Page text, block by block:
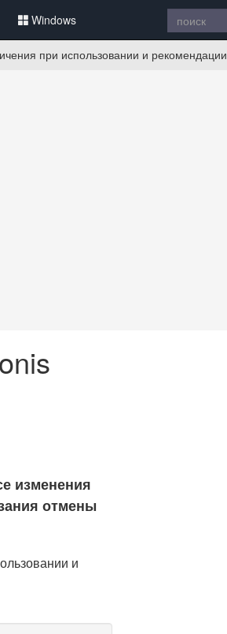
Windows
при использовании и рекомендации
изменения
отмены